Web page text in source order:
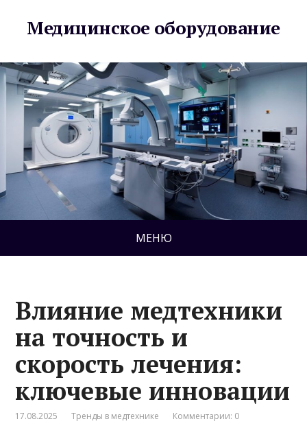
Медицинское оборудование
МЕНЮ
Влияние медтехники
на точность и
скорость лечения:
ключевые инновации
17.08.2025 Тренды в медтехнике Комментарии: 0